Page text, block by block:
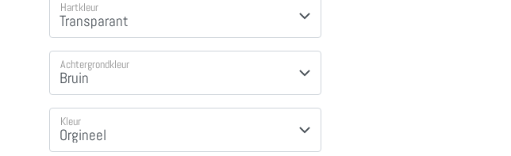
Hartkleur
Achtergrondkleur
Kleur